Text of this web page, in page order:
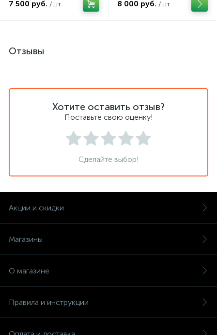
7 500 руб. /шт 8 000 руб. /шт
Отзывы
Хотите оставить отзыв?
Поставьте свою оценку!
Сделайте выбор!
Акции и скидки
Магазины
О магазине
Правила и инструкции